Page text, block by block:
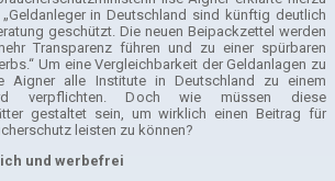
in Deutschland sind künftig deutlich
geschützt. Die neuen Beipackzettel werden
Transparenz führen und zu einer spürbaren
Um eine Vergleichbarkeit der Geldanlagen zu
Aigner alle Institute in Deutschland zu einem
verpflichten. Doch wie müssen diese
gestaltet sein, um wirklich einen Beitrag für
leisten zu können?
und werbefrei